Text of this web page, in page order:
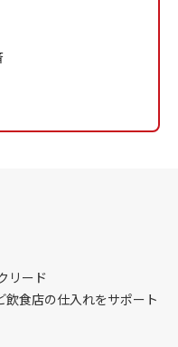
リード
食店の仕入れをサポート